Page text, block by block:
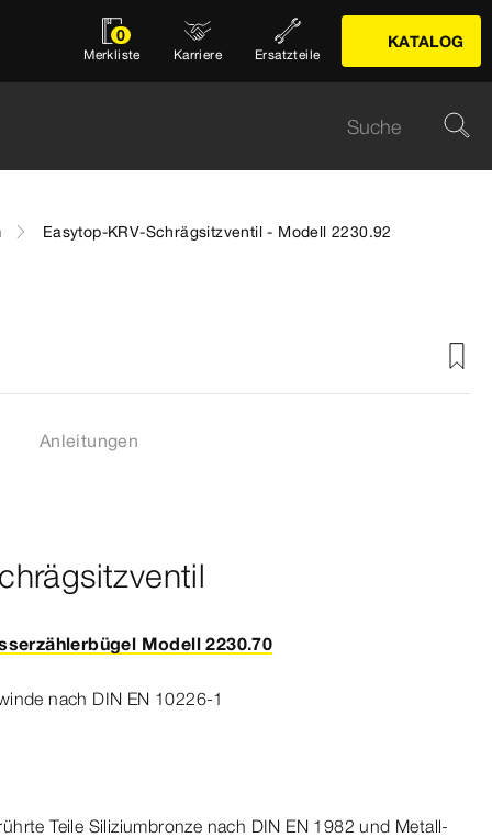
0
Merkliste Karriere Ersatzteile
KATALOG
Easytop-KRV-Schrägsitzventil - Modell 2230.92
Anleitungen
Modell 2230.70
nach DIN EN 10226‑1
Teile Siliziumbronze nach DIN EN 1982 und Metall-​